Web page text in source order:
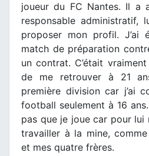
joueur du FC Nantes. Il a
responsable administratif,
proposer mon profil.
match de préparation
un contrat. C’était
de me retrouver à 21
première division car j’ai
football seulement à 16
pas que je joue car pour lui
travailler à la mine,
et mes quatre frères.